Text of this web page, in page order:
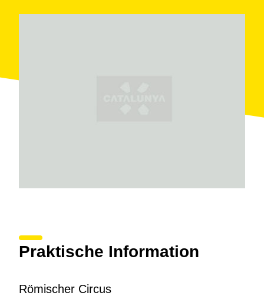
Praktische Information
Römischer Circus